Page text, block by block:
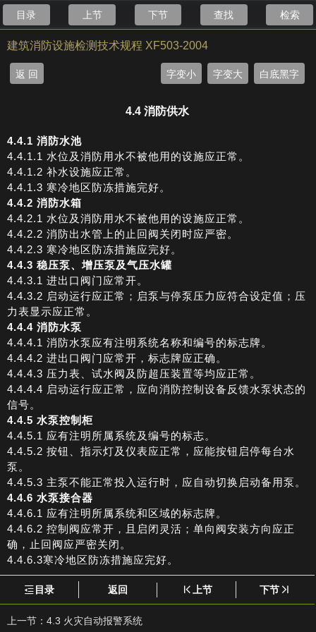
目录 上节 下节 查找 检索
建筑消防设施检测技术规程 XF503-2004
返 回 字变小 字变大 白底黑字
4.4 消防供水
4.4.1 消防水池
4.4.1.1 水位及消防用水不被他用的设施应正常。
4.4.1.2 补水设施应正常。
4.4.1.3 寒冷地区防冻措施完好。
4.4.2 消防水箱
4.4.2.1 水位及消防用水不被他用的设施应正常。
4.4.2.2 消防出水管上的止回阀关闭时应严密。
4.4.2.3 寒冷地区防冻措施应完好。
4.4.3 稳压泵、增压泵及气压水罐
4.4.3.1 进出口阀门应常开。
4.4.3.2 启动运行应正常；启泵与停泵压力应符合设定值；压
力表显示应正常。
4.4.4 消防水泵
4.4.4.1 消防水泵应有注明系统名称和编号的标志牌。
4.4.4.2 进出口阀门应常开，标志牌应正确。
4.4.4.3 压力表、试水阀及防超压装置等均应正常。
4.4.4.4 启动运行应正常，应向消防控制设备反馈水泵状态的
信号。
4.4.5 水泵控制柜
4.4.5.1 应有注明所属系统及编号的标志。
4.4.5.2 按钮、指示灯及仪表应正常，应能按钮启停每台水
泵。
4.4.5.3 主泵不能正常投入运行时，应自动切换启动备用泵。
4.4.6 水泵接合器
4.4.6.1 应有注明所属系统和区域的标志牌。
4.4.6.2 控制阀应常开，且启闭灵活；单向阀安装方向应正
确，止回阀应严密关闭。
4.4.6.3寒冷地区防冻措施应完好。
目录 返回 上节 下节
上一节： 4.3 火灾自动报警系统